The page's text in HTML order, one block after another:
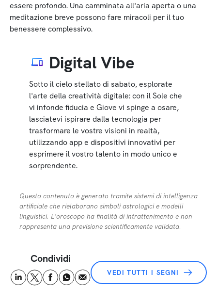
essere profondo. Una camminata all'aria aperta o una
meditazione breve possono fare miracoli per il tuo
benessere complessivo.
Digital Vibe
Sotto il cielo stellato di sabato, esplorate
l'arte della creatività digitale: con il Sole che
vi infonde fiducia e Giove vi spinge a osare,
lasciatevi ispirare dalla tecnologia per
trasformare le vostre visioni in realtà,
utilizzando app e dispositivi innovativi per
esprimere il vostro talento in modo unico e
sorprendente.
Questo contenuto è generato tramite sistemi di intelligenza
artificiale che rielaborano simboli astrologici e modelli
linguistici. L’oroscopo ha finalità di intrattenimento e non
rappresenta una previsione scientificamente validata.
Condividi
VEDI TUTTI I SEGNI